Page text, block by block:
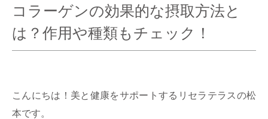
こだわりの製品
でキレイに
SERIES#01 私た
ちについて
いて
エステサロンで
キレイに
リフティング認
定者在籍サロン
リフティング認
定とは？
読んで、聴いてキ
レイに
ル
お悩みから記事
コラーゲンの効果的な摂取方法と
は？作用や種類もチェック！
こんにちは！美と健康をサポートするリセラテラスの松
本です。